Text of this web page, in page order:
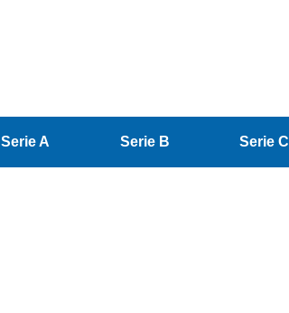
Serie A Serie B Serie C